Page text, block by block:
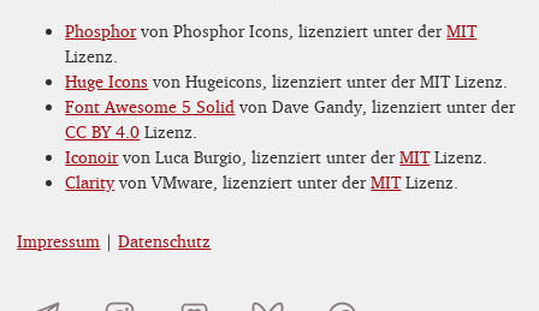
Phosphorvon Phosphor Icons, lizenziert unter derMIT
Lizenz.
Huge Icons von Hugeicons, lizenziert unter der MIT Lizenz.
Font Awesome 5 Solid von Dave Gandy, lizenziert unter der
CC BY 4.0 Lizenz.
Iconoirvon Luca Burgio, lizenziert unter derMITLizenz.
Clarityvon VMware, lizenziert unter derMITLizenz.
Impressum |Datenschutz